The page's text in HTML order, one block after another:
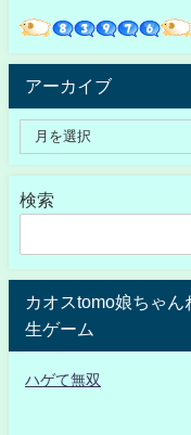
アーカイブ
検索
カオスtomo娘ちゃん
生ゲーム
ハゲて無双